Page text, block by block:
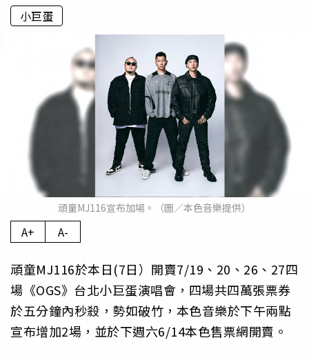
小巨蛋
頑童MJ116宣布加場。（圖／本色音樂提供）
A+ A-
頑童MJ116於本日(7日）開賣7/19、20、26、27四
場《OGS》台北小巨蛋演唱會，四場共四萬張票券
於五分鐘內秒殺，勢如破竹，本色音樂於下午兩點
宣布增加2場，並於下週六6/14本色售票網開賣。